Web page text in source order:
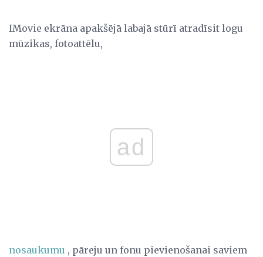
IMovie ekrāna apakšējā labajā stūrī atradīsit logu
mūzikas, fotoattēlu,
ad
nosaukumu , pāreju un fonu pievienošanai saviem